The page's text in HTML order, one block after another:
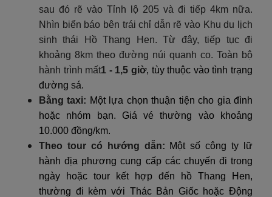
sau đó rẽ vào Tỉnh lộ 205 và đi tiếp 4km nữa.
Nhìn biển báo bên trái chỉ dẫn rẽ vào Khu du lịch
sinh thái Hồ Thang Hen. Từ đây, tiếp tục đi
khoảng 8km theo đường núi quanh co. Toàn bộ
hành trình mất1 - 1,5 giờ, tùy thuộc vào tình trạng
đường sá.
Bằng taxi: Một lựa chọn thuận tiện cho gia đình
hoặc nhóm bạn. Giá vé thường vào khoảng
10.000 đồng/km.
Theo tour có hướng dẫn: Một số công ty lữ
hành địa phương cung cấp các chuyến đi trong
ngày hoặc tour kết hợp đến hồ Thang Hen,
thường đi kèm với Thác Bản Giốc hoặc Động